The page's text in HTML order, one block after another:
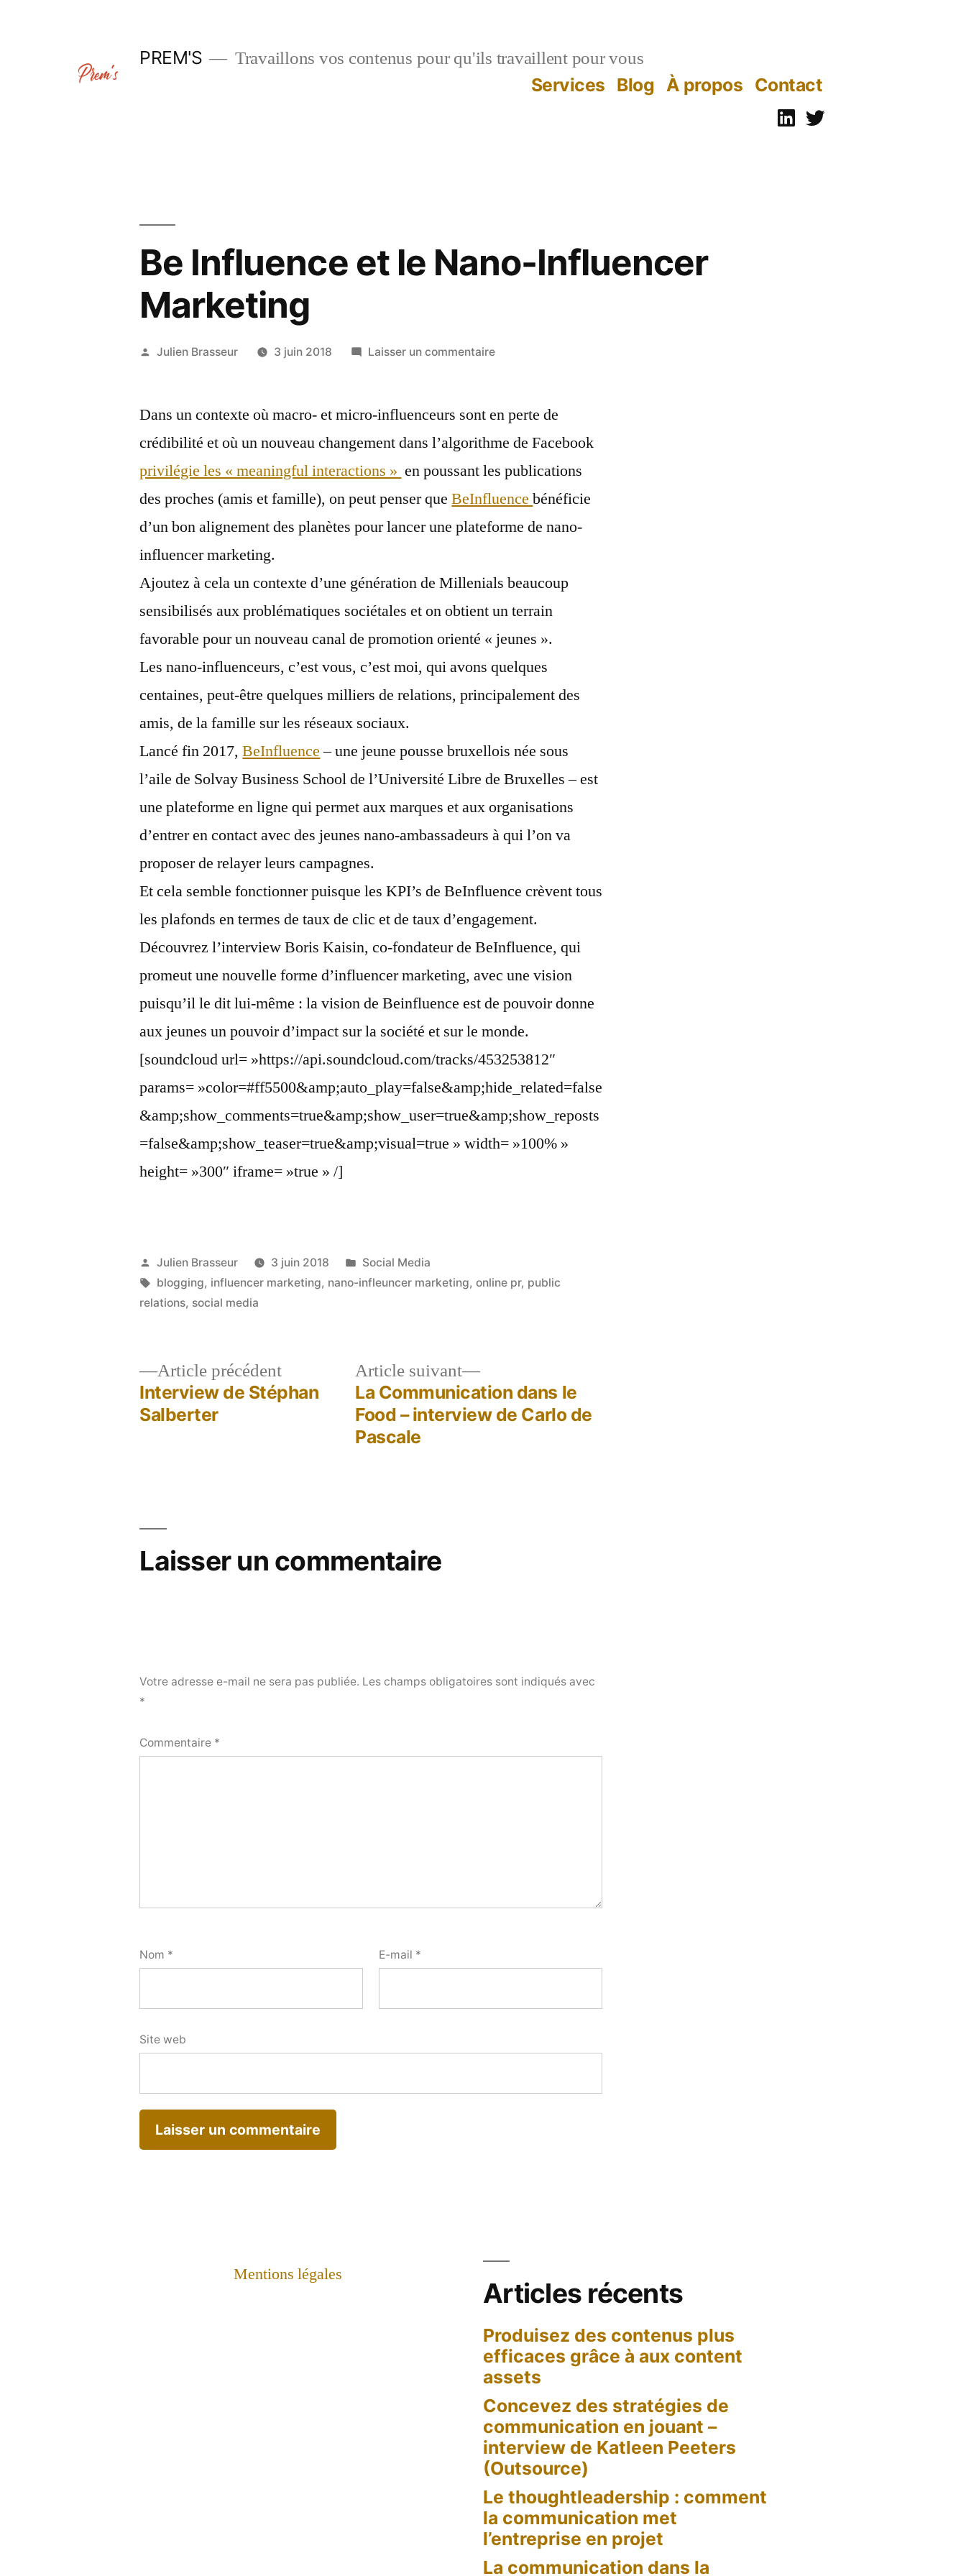
PREM'S Travaillons vos contenus pour qu'ils travaillent pour vous
Services Blog À propos Contact
Linkedin
Be Influence et le Nano-Influencer
Marketing
Publié
Julien Brasseur 3 juin 2018 Laisser un commentairesur
et
Nano-
Influencer
Marketing
Dans un contexte où macro- et micro-influenceurs sont en perte de
crédibilité et où un nouveau changement dans l’algorithme de Facebook
privilégie les « meaningful interactions » en poussant les publications
des proches (amis et famille), on peut penser queBeInfluencebénéficie
d’un bon alignement des planètes pour lancer une plateforme de nano-
influencer marketing.
Ajoutez à cela un contexte d’une génération de Millenials beaucoup
sensibilisés aux problématiques sociétales et on obtient un terrain
favorable pour un nouveau canal de promotion orienté « jeunes ».
Les nano-influenceurs, c’est vous, c’est moi, qui avons quelques
centaines, peut-être quelques milliers de relations, principalement des
amis, de la famille sur les réseaux sociaux.
Lancé fin 2017,BeInfluence– une jeune pousse bruxellois née sous
l’aile de Solvay Business School de l’Université Libre de Bruxelles – est
une plateforme en ligne qui permet aux marques et aux organisations
d’entrer en contact avec des jeunes nano-ambassadeurs à qui l’on va
proposer de relayer leurs campagnes.
Et cela semble fonctionner puisque les KPI’s de BeInfluence crèvent tous
les plafonds en termes de taux de clic et de taux d’engagement.
Découvrez l’interview Boris Kaisin, co-fondateur de BeInfluence, qui
promeut une nouvelle forme d’influencer marketing, avec une vision
puisqu’il le dit lui-même : la vision de Beinfluence est de pouvoir donne
aux jeunes un pouvoir d’impact sur la société et sur le monde.
[soundcloud url= »https://api.soundcloud.com/tracks/453253812″
params= »color=#ff5500&amp;auto_play=false&amp;hide_related=false
&amp;show_comments=true&amp;show_user=true&amp;show_reposts
=false&amp;show_teaser=true&amp;visual=true » width= »100% »
height= »300″ iframe= »true » /]
Publié
par
Julien Brasseur 3 juin 2018
Publié
dans
Social Media
Étiquettes :
blogging, influencer marketing, nano-infleuncer marketing,online pr, public
relations, social media
Navigation
Article précédentArticle
précédent :
Interview de Stéphan
Salberter
Article suivant
Article
suivant :
La Communication dans le
Food – interview de Carlo de
Pascale
Laisser un commentaire
Votre adresse e-mail ne sera pas publiée. Les champs obligatoires sont indiqués avec
*
Commentaire *
Nom * E-mail *
Site web
Mentions légales
Articles récents
Produisez des contenus plus
efficaces grâce à aux content
assets
Concevez des stratégies de
communication en jouant –
interview de Katleen Peeters
(Outsource)
Le thoughtleadership : comment
la communication met
l’entreprise en projet
La communication dans la